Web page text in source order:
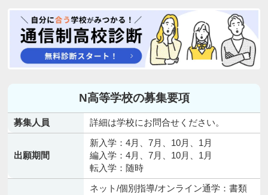
N高等学校の募集要項
募集人員 詳細は学校にお問合せください。
出願期間
新入学：4月、7月、10月、1月
編入学：4月、7月、10月、1月
転入学：随時
ネット/個別指導/オンライン通学：書類